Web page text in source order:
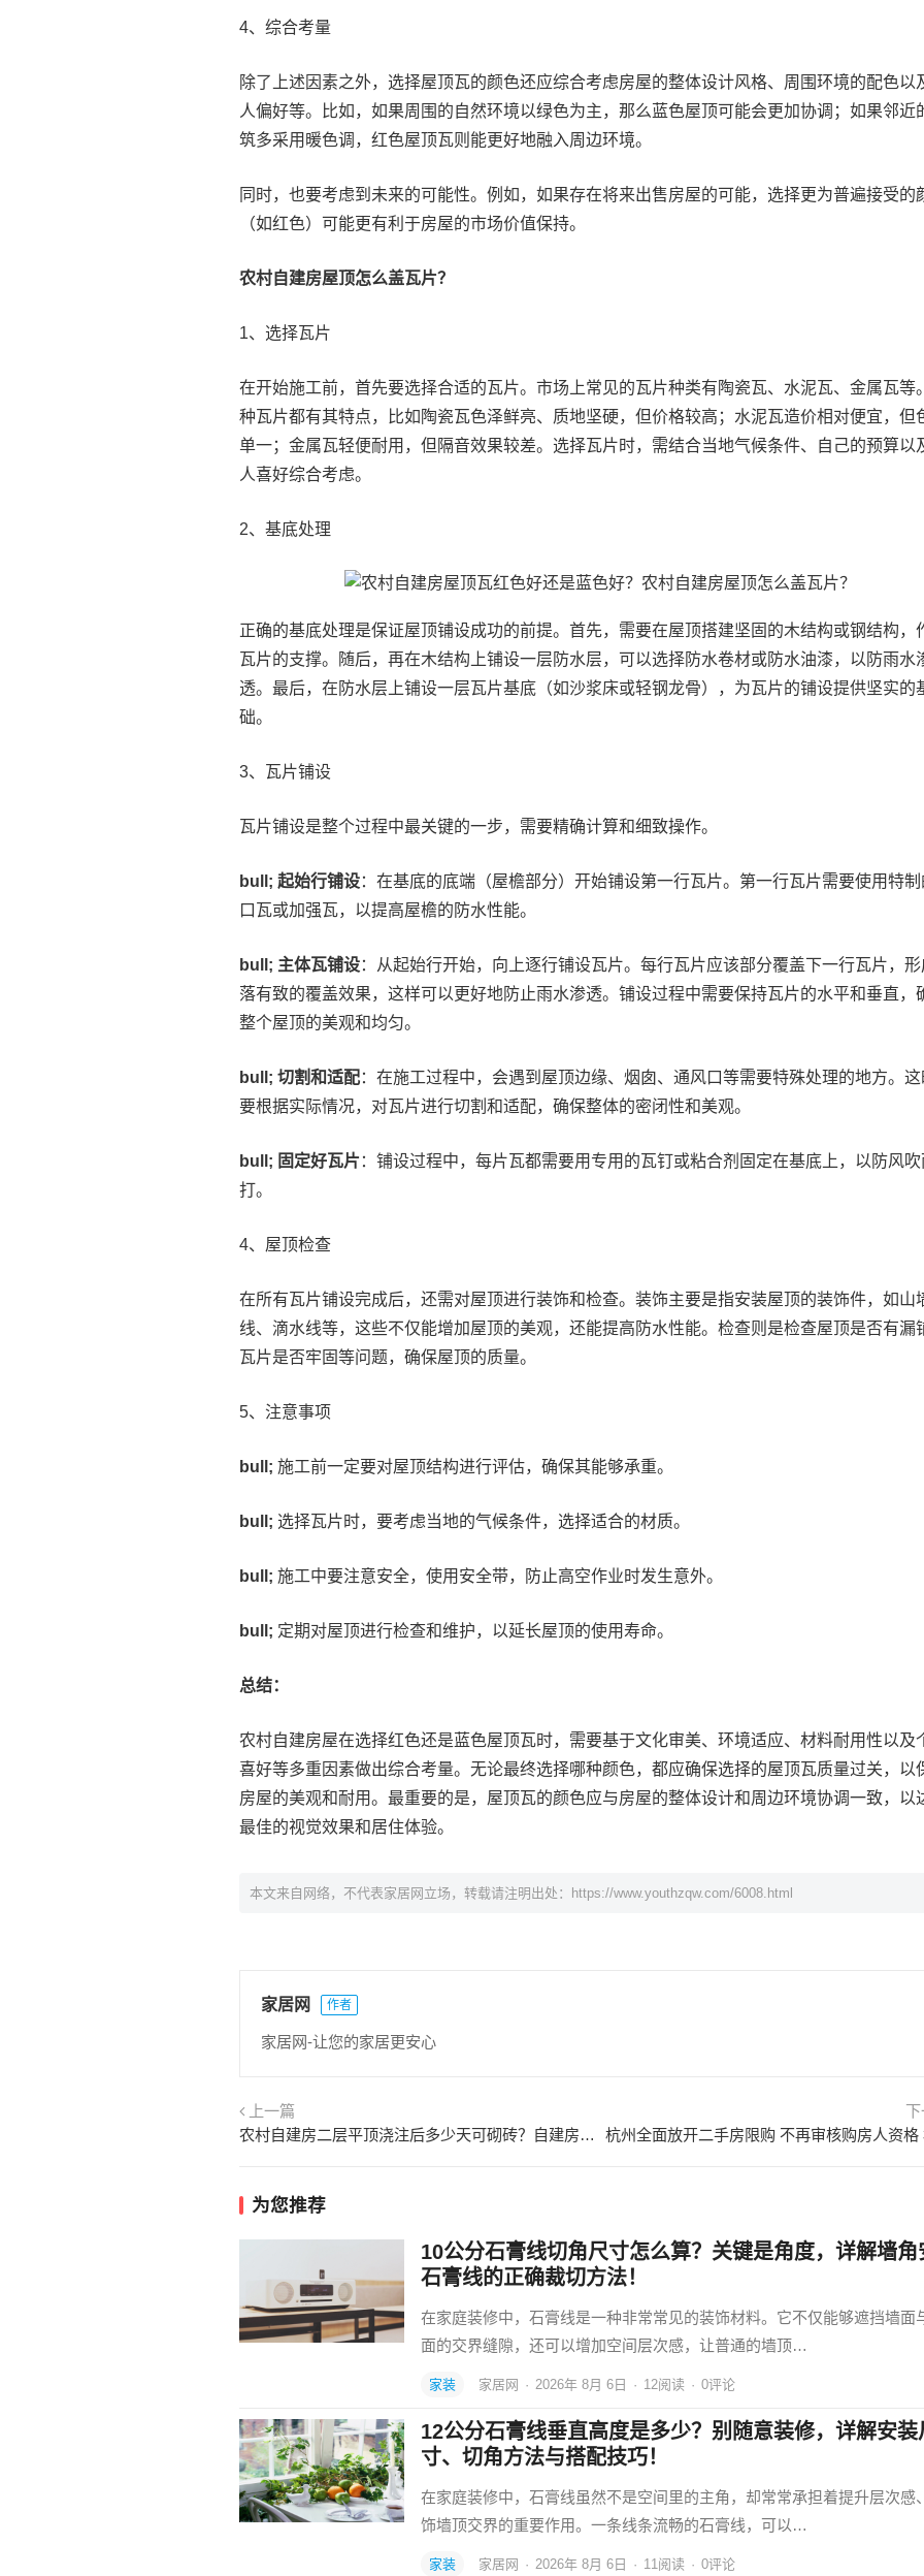
4、综合考量
除了上述因素之外，选择屋顶瓦的颜色还应综合考虑房屋的整体设计风格、周围环境的配色以
人偏好等。比如，如果周围的自然环境以绿色为主，那么蓝色屋顶可能会更加协调；如果邻近
筑多采用暖色调，红色屋顶瓦则能更好地融入周边环境。
同时，也要考虑到未来的可能性。例如，如果存在将来出售房屋的可能，选择更为普遍接受的
（如红色）可能更有利于房屋的市场价值保持。
农村自建房屋顶怎么盖瓦片？
1、选择瓦片
在开始施工前，首先要选择合适的瓦片。市场上常见的瓦片种类有陶瓷瓦、水泥瓦、金属瓦等
种瓦片都有其特点，比如陶瓷瓦色泽鲜亮、质地坚硬，但价格较高；水泥瓦造价相对便宜，但
单一；金属瓦轻便耐用，但隔音效果较差。选择瓦片时，需结合当地气候条件、自己的预算以
人喜好综合考虑。
2、基底处理
正确的基底处理是保证屋顶铺设成功的前提。首先，需要在屋顶搭建坚固的木结构或钢结构，
瓦片的支撑。随后，再在木结构上铺设一层防水层，可以选择防水卷材或防水油漆，以防雨水
透。最后，在防水层上铺设一层瓦片基底（如沙浆床或轻钢龙骨），为瓦片的铺设提供坚实的
础。
3、瓦片铺设
瓦片铺设是整个过程中最关键的一步，需要精确计算和细致操作。
bull; 起始行铺设：在基底的底端（屋檐部分）开始铺设第一行瓦片。第一行瓦片需要使用特
口瓦或加强瓦，以提高屋檐的防水性能。
bull; 主体瓦铺设：从起始行开始，向上逐行铺设瓦片。每行瓦片应该部分覆盖下一行瓦片，
落有致的覆盖效果，这样可以更好地防止雨水渗透。铺设过程中需要保持瓦片的水平和垂直，
整个屋顶的美观和均匀。
bull; 切割和适配：在施工过程中，会遇到屋顶边缘、烟囱、通风口等需要特殊处理的地方。
要根据实际情况，对瓦片进行切割和适配，确保整体的密闭性和美观。
bull; 固定好瓦片 ：铺设过程中，每片瓦都需要用专用的瓦钉或粘合剂固定在基底上，以防风吹
打。
4、屋顶检查
在所有瓦片铺设完成后，还需对屋顶进行装饰和检查。装饰主要是指安装屋顶的装饰件，如山
线、滴水线等，这些不仅能增加屋顶的美观，还能提高防水性能。检查则是检查屋顶是否有漏
瓦片是否牢固等问题，确保屋顶的质量。
5、注意事项
bull; 施工前一定要对屋顶结构进行评估，确保其能够承重。
bull; 选择瓦片时，要考虑当地的气候条件，选择适合的材质。
bull; 施工中要注意安全，使用安全带，防止高空作业时发生意外。
bull; 定期对屋顶进行检查和维护，以延长屋顶的使用寿命。
总结：
农村自建房屋在选择红色还是蓝色屋顶瓦时，需要基于文化审美、环境适应、材料耐用性以及
喜好等多重因素做出综合考量。无论最终选择哪种颜色，都应确保选择的屋顶瓦质量过关，以
房屋的美观和耐用。最重要的是，屋顶瓦的颜色应与房屋的整体设计和周边环境协调一致，以
最佳的视觉效果和居住体验。
本文来自网络，不代表家居网立场，转载请注明出处： https://www.youthzqw.com/6008.html
家居网 作者
家居网-让您的家居更安心
上一篇
农村自建房二层平顶浇注后多少天可砌砖？自建房二层平顶怎么浇筑好看？
为您推荐
10公分石膏线切角尺寸怎么算？关键是角度，详解墙角
石膏线的正确裁切方法！
在家庭装修中，石膏线是一种非常常见的装饰材料。它不仅能够遮挡墙面
面的交界缝隙，还可以增加空间层次感，让普通的墙顶…
家装 家居网 · 2026年 8月 6日 · 12阅读 · 0评论
12公分石膏线垂直高度是多少？别随意装修，详解安装
寸、切角方法与搭配技巧！
在家庭装修中，石膏线虽然不是空间里的主角，却常常承担着提升层次感
饰墙顶交界的重要作用。一条线条流畅的石膏线，可以…
家装 家居网 · 2026年 8月 6日 · 11阅读 · 0评论